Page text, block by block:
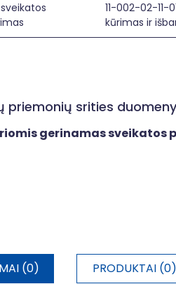
11-002-02-
kūrimas ir
priemonių srities
gerinamas
(0) PRODUKTAI (0)